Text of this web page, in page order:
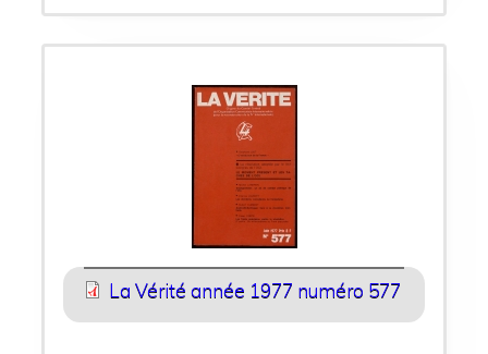
La Vérité année 1977 numéro 577